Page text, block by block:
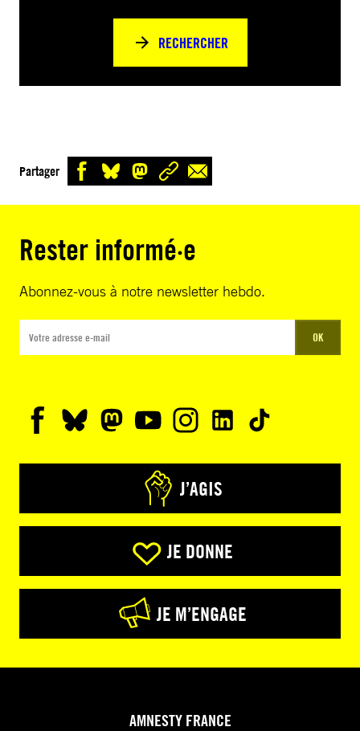
RECHERCHER
Partager
Rester informé·e
Abonnez-vous à notre newsletter hebdo.
OK
J’AGIS
JE DONNE
JE M’ENGAGE
AMNESTY FRANCE